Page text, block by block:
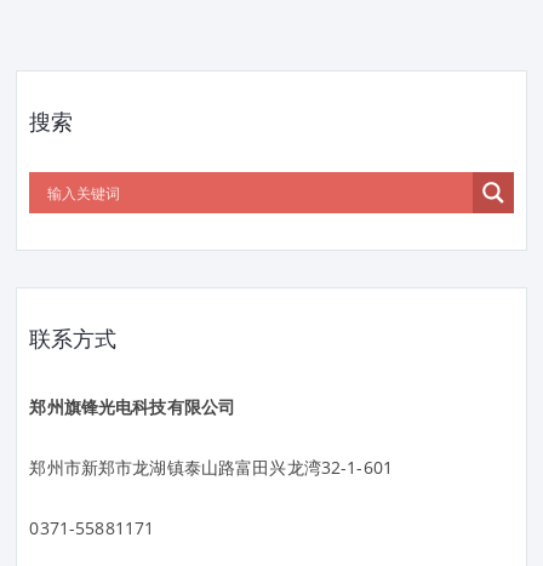
搜索
联系方式
郑州旗锋光电科技有限公司
郑州市新郑市龙湖镇泰山路富田兴龙湾32-1-601
0371-55881171